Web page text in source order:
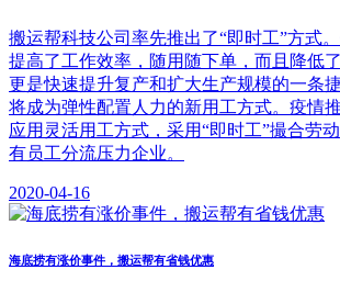
搬运帮科技公司率先推出了“即时工”方式
提高了工作效率，随用随下单，而且降低
更是快速提升复产和扩大生产规模的一条
将成为弹性配置人力的新用工方式。疫情
应用灵活用工方式，采用“即时工”撮合劳
有员工分流压力企业。
2020-04-16
海底捞有涨价事件，搬运帮有省钱优惠